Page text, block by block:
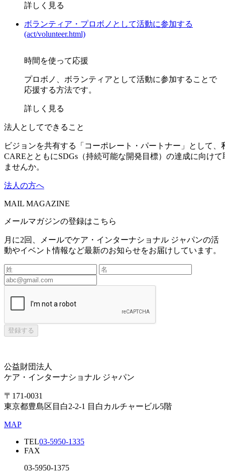
詳しく見る
ボランティア・プロボノとして活動に参加する
(act/volunteer.html)
時間を使って応援
プロボノ、ボランティアとして活動に参加することで
応援する方法です。
詳しく見る
法人としてできること
ビジョンを共有する「コーポレート・パートナー」として、
CAREとともにSDGs（持続可能な開発目標）の達成に向けて
ませんか。
法人の方へ
MAIL MAGAZINE
メールマガジンの登録はこちら
月に2回、メールでケア・インターナショナル ジャパンの活
動やイベント情報など最新のお知らせをお届けしています。
登録する
公益財団法人
ケア・インターナショナル ジャパン
〒171-0031
東京都豊島区目白2-2-1 目白カルチャービル5階
MAP
TEL03-5950-1335
FAX
03-5950-1375